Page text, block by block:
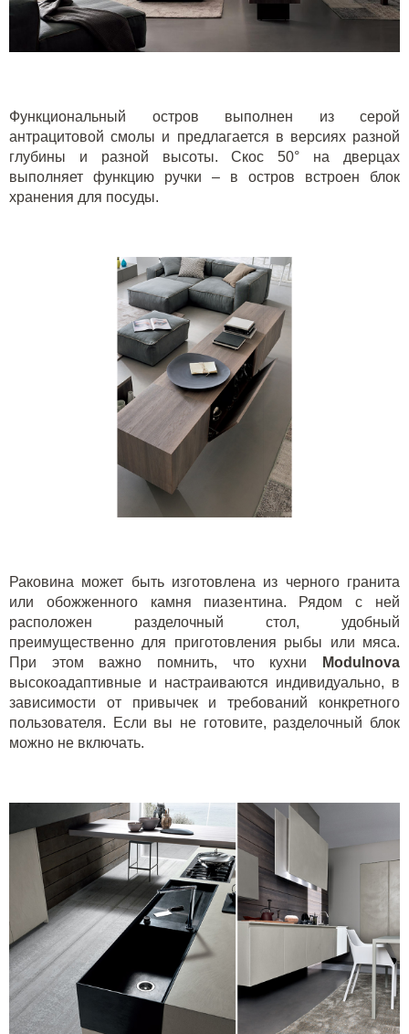
Функциональный остров выполнен из серой
антрацитовой смолы и предлагается в версиях разной
глубины и разной высоты. Скос 50° на дверцах
выполняет функцию ручки – в остров встроен блок
хранения для посуды.
Раковина может быть изготовлена из черного гранита
или обожженного камня пиазентина. Рядом с ней
расположен разделочный стол, удобный
преимущественно для приготовления рыбы или мяса.
При этом важно помнить, что кухни
Modulnova
высокоадаптивные и настраиваются индивидуально, в
зависимости от привычек и требований конкретного
пользователя. Если вы не готовите, разделочный блок
можно не включать.